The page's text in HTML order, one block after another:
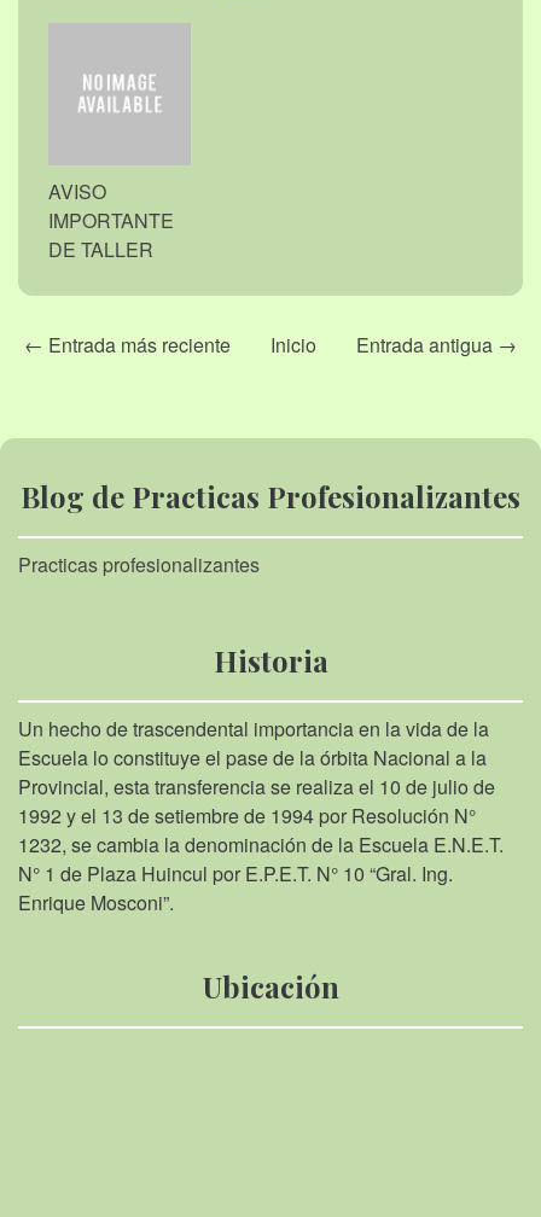
AVISO
IMPORTANTE
DE TALLER
← Entrada más reciente Entrada antigua →
Inicio
Blog de Practicas Profesionalizantes
Practicas profesionalizantes
Historia
Un hecho de trascendental importancia en la vida de la
Escuela lo constituye el pase de la órbita Nacional a la
Provincial, esta transferencia se realiza el 10 de julio de
1992 y el 13 de setiembre de 1994 por Resolución N°
1232, se cambia la denominación de la Escuela E.N.E.T.
N° 1 de Plaza Huincul por E.P.E.T. N° 10 “Gral. Ing.
Enrique Mosconi”.
Ubicación